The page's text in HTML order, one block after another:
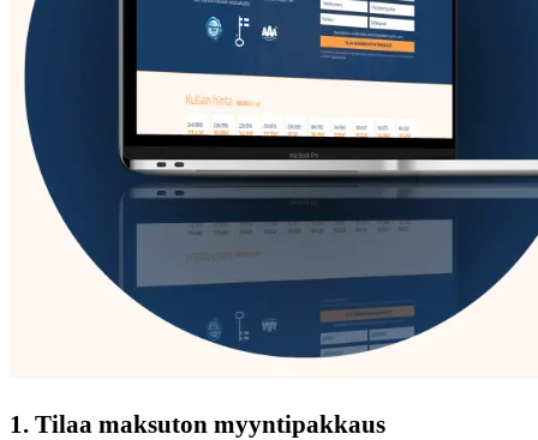
1. Tilaa maksuton myyntipakkaus